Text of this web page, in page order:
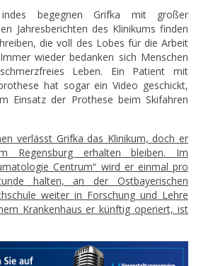
begegnen Grifka mit großer
Jahresberichten des Klinikums finden
die voll des Lobes für die Arbeit
wieder bedanken sich Menschen
Leben. Ein Patient mit
hat sogar ein Video geschickt,
Einsatz der Prothese beim Skifahren
verlässt Grifka das Klinikum, doch er
Regensburg erhalten bleiben. Im
Centrum“ wird er einmal pro
halten, an der Ostbayerischen
weiter in Forschung und Lehre
Krankenhaus er künftig operiert, ist